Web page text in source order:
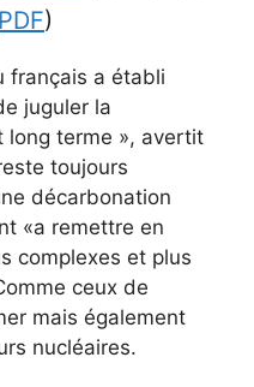
PDF)
français a établi
juguler la
long terme », avertit
toujours
décarbonation
«a remettre en
complexes et plus
ceux de
mais également
nucléaires.